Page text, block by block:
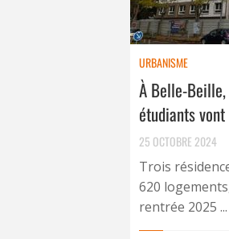
URBANISME
À Belle-
étudiants
25 OCTOBRE 2024
Trois
620
rentrée 2025 ...